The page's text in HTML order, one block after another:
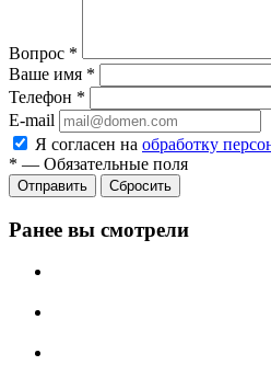
Вопрос *
Ваше имя *
Телефон *
E-mail
Я согласен на обработку
* — Обязательные поля
Отправить Сбросить
Ранее вы смотрели